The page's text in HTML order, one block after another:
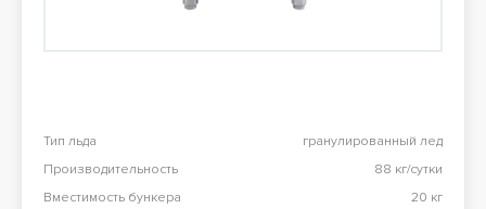
Перезвоните мне
Тип льда
гранулированный лед
Производительность
88 кг/сутки
Вместимость бункера
20 кг